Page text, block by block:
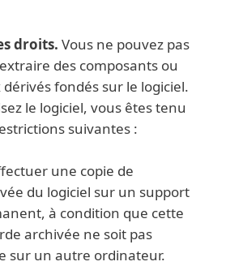
droits. Vous ne pouvez pas
des composants ou
fondés sur le logiciel.
le logiciel, vous êtes tenu
suivantes :
une copie de
du logiciel sur un support
à condition que cette
archivée ne soit pas
sur un autre ordinateur.